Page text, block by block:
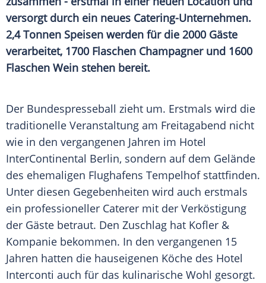
versorgt durch ein neues Catering-Unternehmen.
2,4 Tonnen Speisen werden für die 2000 Gäste
verarbeitet, 1700 Flaschen Champagner und 1600
Flaschen Wein stehen bereit.
Der Bundespresseball zieht um. Erstmals wird die
traditionelle Veranstaltung am Freitagabend nicht
wie in den vergangenen Jahren im Hotel
InterContinental Berlin, sondern auf dem Gelände
des ehemaligen Flughafens Tempelhof stattfinden.
Unter diesen Gegebenheiten wird auch erstmals
ein professioneller Caterer mit der Verköstigung
der Gäste betraut. Den Zuschlag hat Kofler &
Kompanie bekommen. In den vergangenen 15
Jahren hatten die hauseigenen Köche des Hotel
Interconti auch für das kulinarische Wohl gesorgt.